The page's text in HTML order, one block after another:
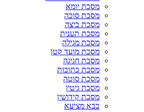
מסכת יומא
מסכת סוכה
מסכת ביצה
מסכת תענית
מסכת מגילה
מסכת מועד קטן
מסכת חגיגה
מסכת כתובות
מסכת סוטה
מסכת גיטין
מסכת קידושין
בבא מציעא